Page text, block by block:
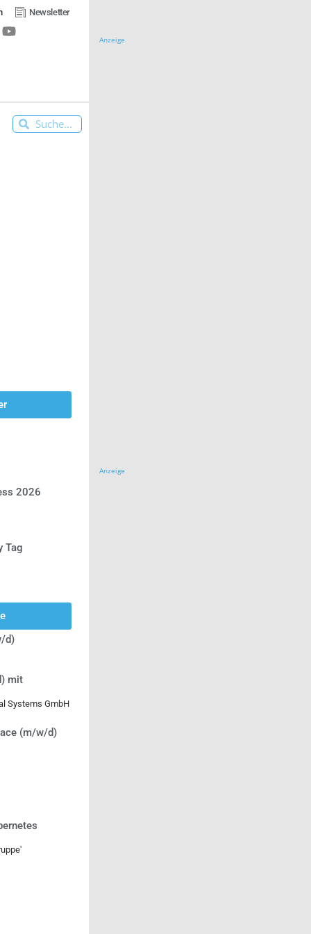
Newsletter
2026
Tag
d)
mit
Systems GmbH
(m/w/d)
Anzeige
Anzeige